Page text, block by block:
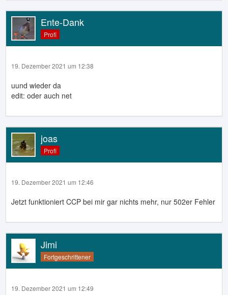
Ente-Dank
Profi
19. Dezember 2021 um 12:38
uund wieder da
edit: oder auch net
joas
Profi
19. Dezember 2021 um 12:46
Jetzt funktioniert CCP bei mir gar nichts mehr, nur 502er Fehler
Jimi
Fortgeschrittener
19. Dezember 2021 um 12:49